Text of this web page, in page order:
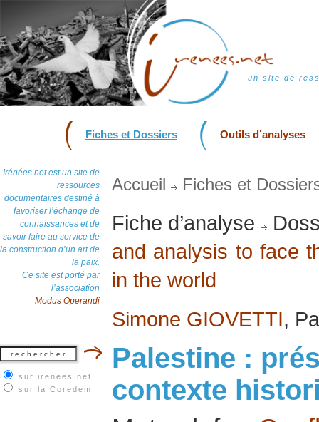
un site de
Fiches et Dossiers Outils d’analyses
Irénées.net est un site de
ressources
documentaires destiné à
favoriser l’échange de
connaissances et de
savoir faire au service de
la construction d’un art de
la paix.
Ce site est porté par
l’association
Modus Operandi
sur irenees.net
sur la Coredem
Accueil Fiches et
Fiche d’analyse
and analysis to face
in the world
Simone GIOVETTI,
Palestine :
contexte